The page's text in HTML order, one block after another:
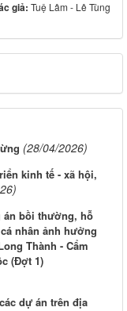
giả: Tuệ Lâm - Lê Tùng
(28/04/2026)
kinh tế - xã hội,
án bồi thường, hỗ
nhân ảnh hưởng
Thành - Cẩm
(Đợt 1)
dự án trên địa